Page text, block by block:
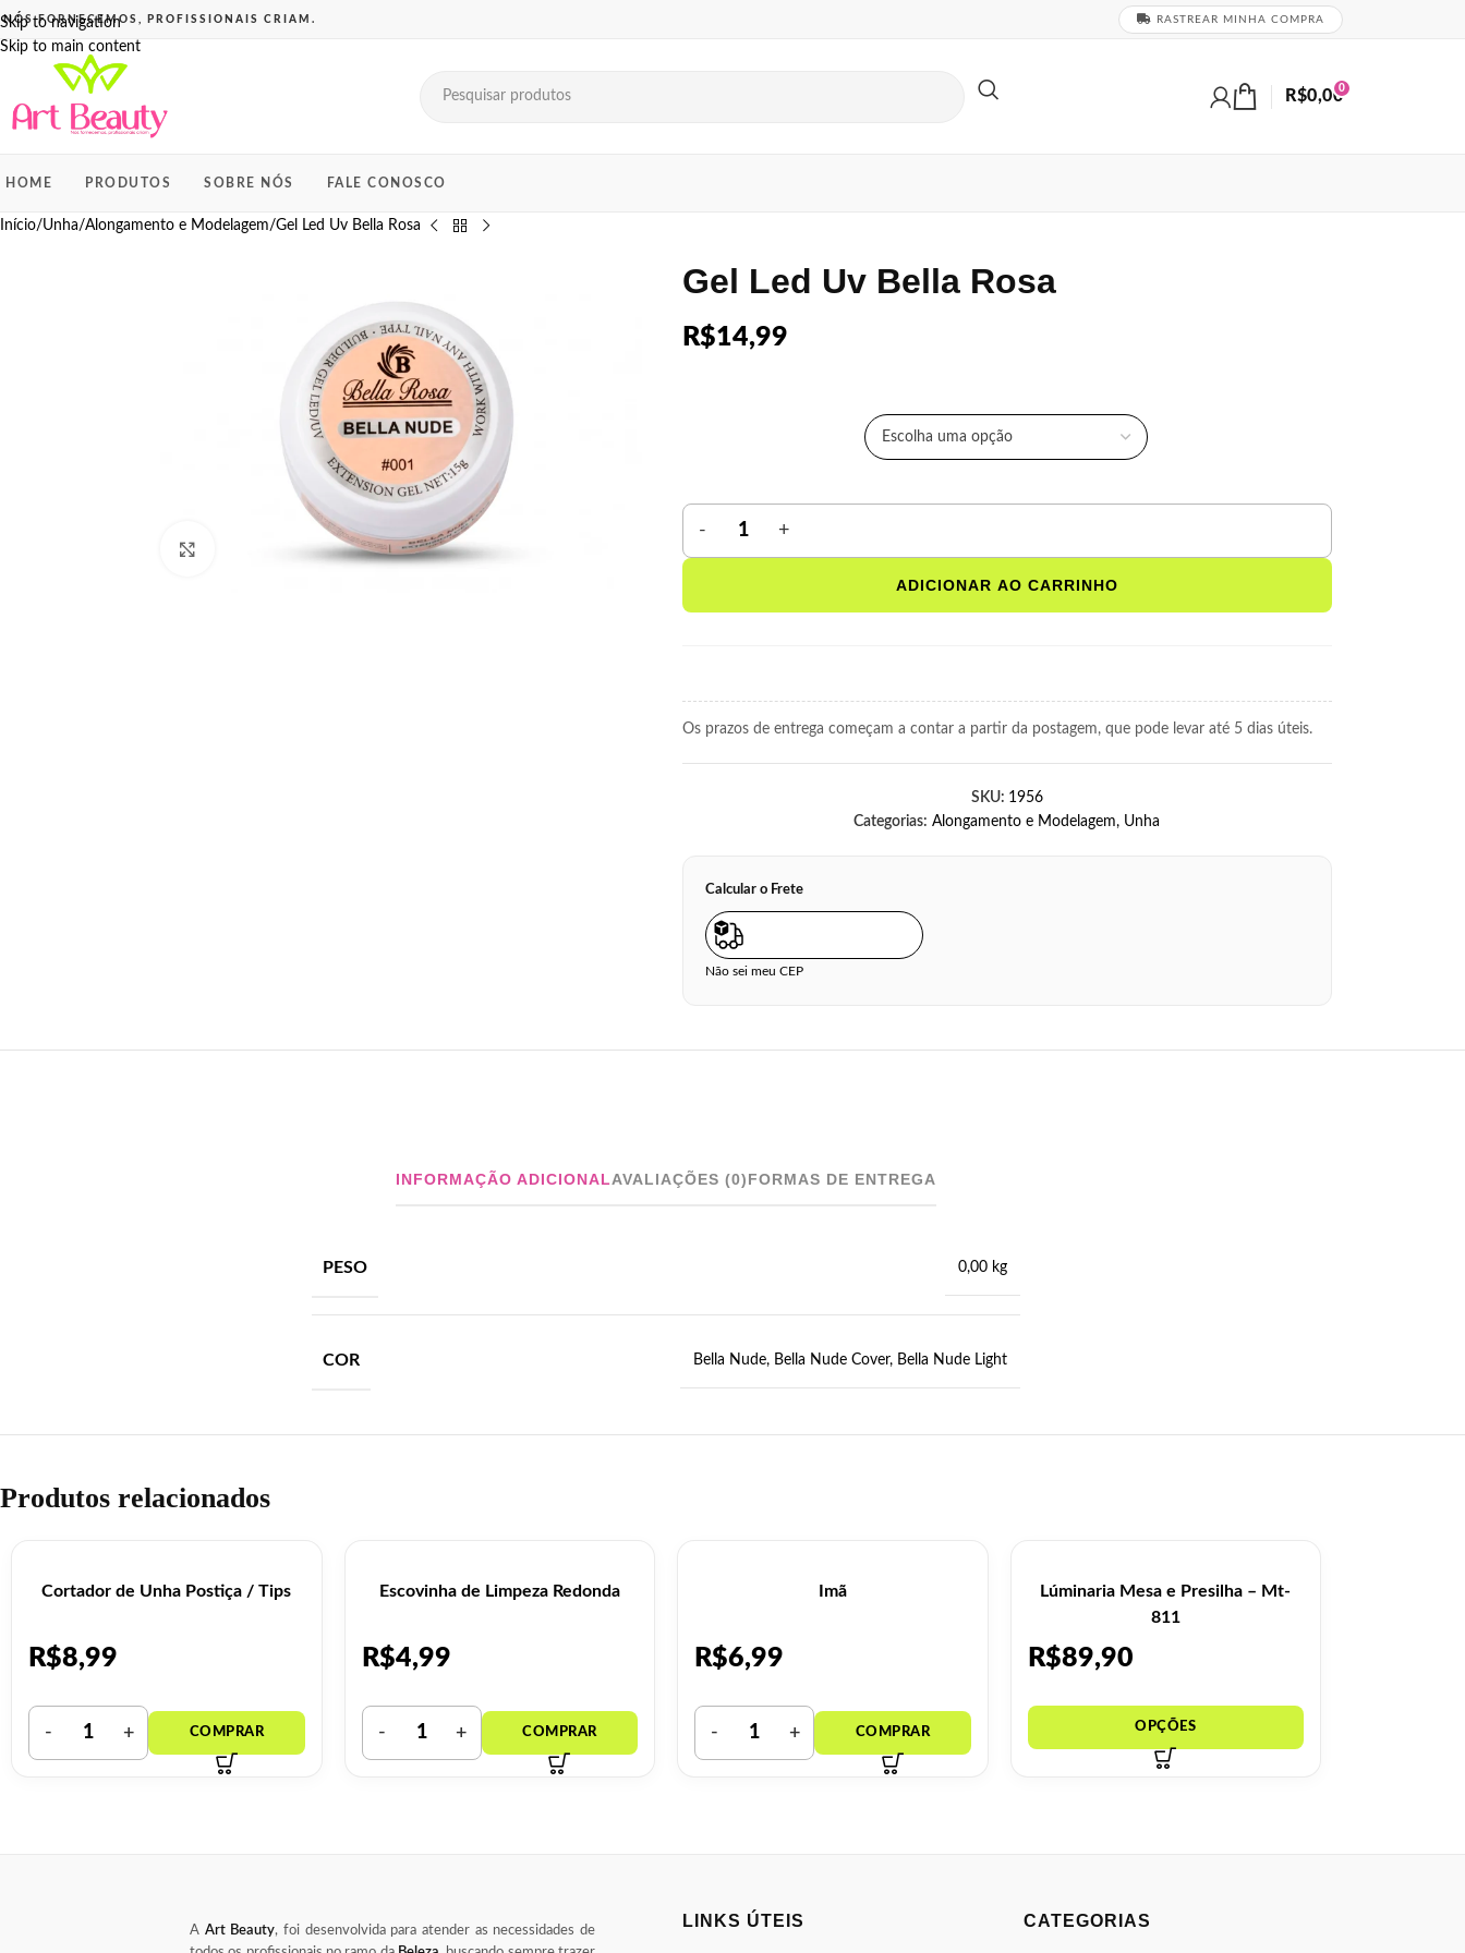
Skip to navigation
Skip to main content
RASTREAR MINHA COMPRA
0
R$0,00
HOME PRODUTOS SOBRE NÓS FALE CONOSCO
Início Unha Alongamento e Modelagem Gel Led Uv Bella Rosa
Gel Led Uv Bella Rosa
R$14,99
ADICIONAR AO CARRINHO
Os prazos de entrega começam a contar a partir da postagem, que pode levar até 5 dias úteis.
SKU: 1956
Categorias: Alongamento e Modelagem, Unha
Calcular o Frete
Não sei meu CEP
INFORMAÇÃO ADICIONALAVALIAÇÕES (0)FORMAS DE ENTREGA
PESO 0,00 kg
COR Bella Nude, Bella Nude Cover, Bella Nude Light
Produtos relacionados
Cortador de Unha Postiça / Tips
R$8,99
Escovinha de Limpeza Redonda
R$4,99
Imã
R$6,99
Lúminaria Mesa e Presilha – Mt-
811
R$89,90
A Art Beauty, foi desenvolvida para atender as necessidades de
LINKS ÚTEIS CATEGORIAS